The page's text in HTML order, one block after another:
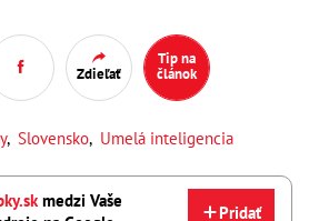
Zdieľať
Tip na
článok
, Slovensko, Umelá inteligencia
medzi Vaše
Pridať